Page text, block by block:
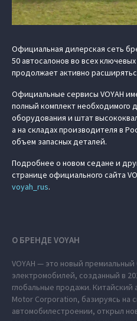
Официальная дилерская сеть
50 автосалонов во всех
продолжает активно
Официальные сервисы VOYAH
полный комплект необходимого
оборудования и штат
а на складах производителя в
объем запасных деталей.
Подробнее о новом седане и
странице официального сайта
voyah_rus.
О БРЕНДЕ VOYAH
VOYAH — это новый
электромобилей, созданный в
глобальные продажи. Китайский
Motor Corporation, базируясь на
автомобилестроении, открыл